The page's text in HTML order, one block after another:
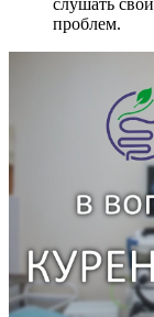
слушать
проблем.